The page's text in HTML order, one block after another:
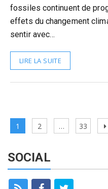
fossiles continuent de
effets du changement
sentir avec…
LIRE LA SUITE
Pagination
publications
Page
1 Page
2 … Page
33
SOCIAL